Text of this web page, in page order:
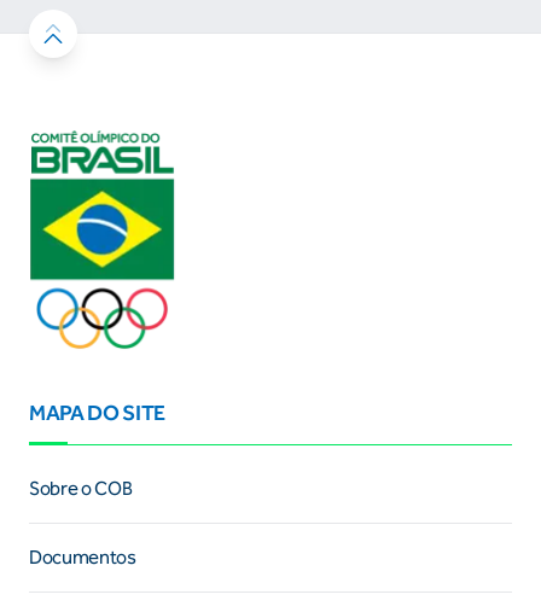
MAPA DO SITE
Sobre o COB
Documentos